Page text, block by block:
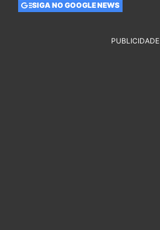
SIGA NO GOOGLE NEWS
PUBLICIDADE